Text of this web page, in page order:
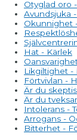
Otyglad oro
Avundsjuka
Okunnighet
Hat - Kärlek
Likgiltighet -
Förtvivlan -
Är du
Är du
Intolerans -
Arrogans -
Bitterhet -